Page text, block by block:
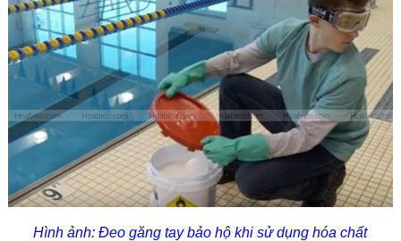
Hình ảnh: Đeo găng tay bảo hộ khi sử dụng hóa chất